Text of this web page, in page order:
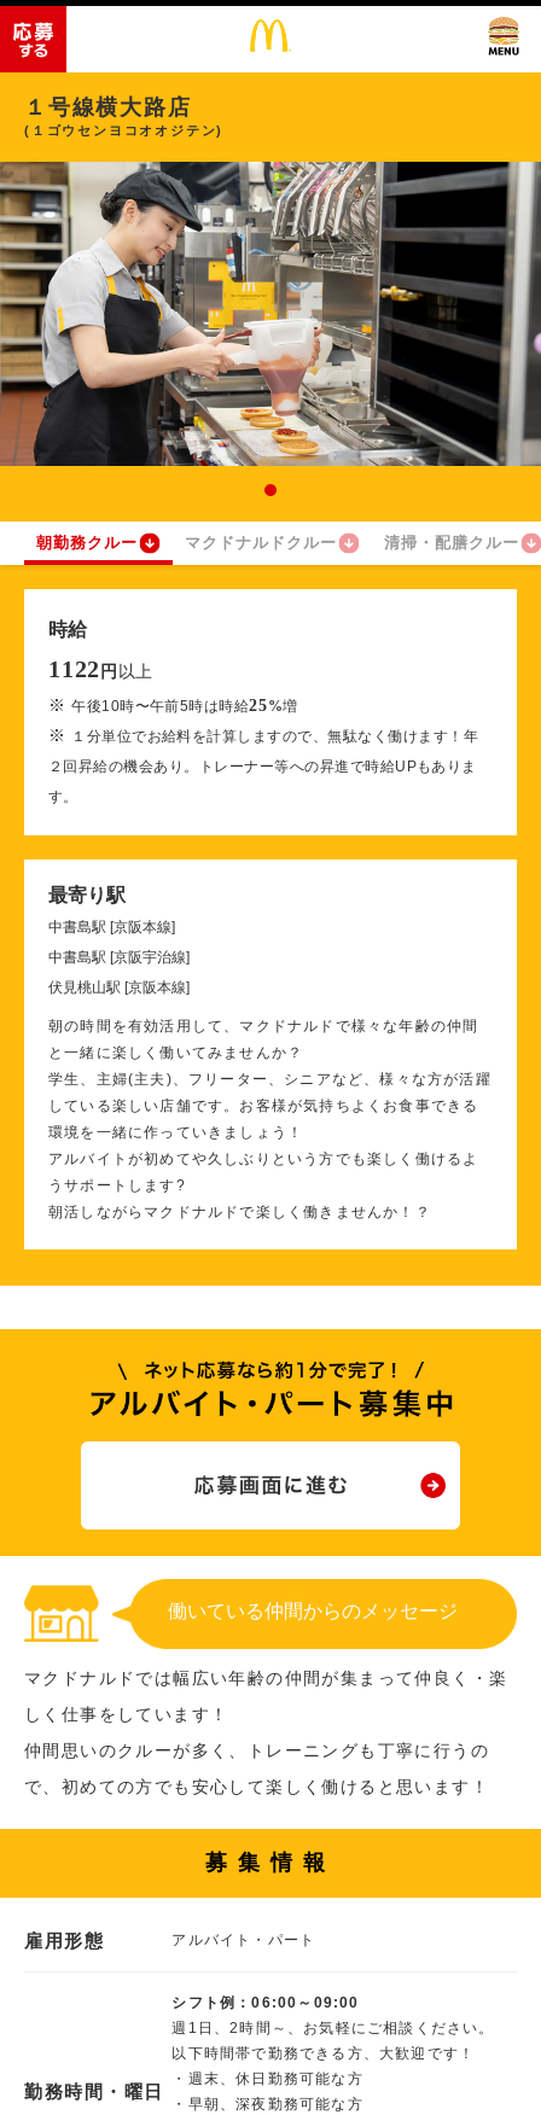
１号線横大路店
(１ゴウセンヨコオオジテン)
朝勤務クルー マクドナルドクルー 清掃・配膳クルー
時給
1122 円 以上
※午後10時〜午前5時は時給25%増
※
１分単位でお給料を計算しますので、無駄なく働けます！年
２回昇給の機会あり。トレーナー等への昇進で時給UPもありま
す。
最寄り駅
中書島駅 [京阪本線]
中書島駅 [京阪宇治線]
伏見桃山駅 [京阪本線]
朝の時間を有効活用して、マクドナルドで様々な年齢の仲間
と一緒に楽しく働いてみませんか？
学生、主婦(主夫)、フリーター、シニアなど、様々な方が活躍
している楽しい店舗です。お客様が気持ちよくお食事できる
環境を一緒に作っていきましょう！
アルバイトが初めてや久しぶりという方でも楽しく働けるよ
うサポートします?
朝活しながらマクドナルドで楽しく働きませんか！？
働いている仲間からのメッセージ
マクドナルドでは幅広い年齢の仲間が集まって仲良く・楽
しく仕事をしています！
仲間思いのクルーが多く、トレーニングも丁寧に行うの
で、初めての方でも安心して楽しく働けると思います！
募集情報
雇用形態 アルバイト・パート
勤務時間・曜日
シフト例：06:00～09:00
週1日、2時間～、お気軽にご相談ください。
以下時間帯で勤務できる方、大歓迎です！
・週末、休日勤務可能な方
・早朝、深夜勤務可能な方